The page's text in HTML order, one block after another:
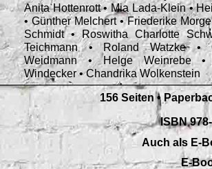
Anita Hottenrott • Mia Lada-Klein •
• Günther Melchert • Friederike
Schmidt • Roswitha Charlotte
Teichmann • Roland Watzke •
Weidmann • Helge Weinrebe •
Windecker • Chandrika Wolkenstein
156 Seiten •
ISBN
Auch als E-
E-